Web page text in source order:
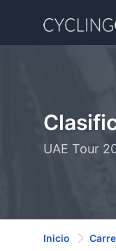
UAE Tour
Inicio